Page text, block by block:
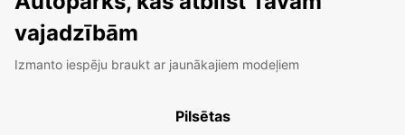
vajadzībām
Izmanto iespēju braukt ar jaunākajiem modeļiem
Pilsētas